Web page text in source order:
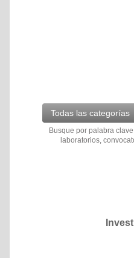
Todas las categorías
Busque por palabra
laboratorios,